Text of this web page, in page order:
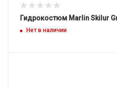
Гидрокостюм Marlin Skilur
Нет в наличии